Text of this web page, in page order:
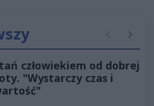
Poprzednie
człowiekiem od dobrej
"Wystarczy czas i